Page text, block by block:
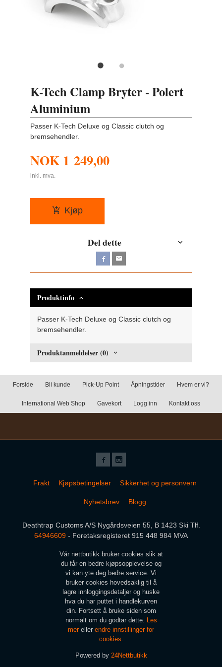
K-Tech Clamp Bryter - Polert
Aluminium
Passer K-Tech Deluxe og Classic clutch og
bremsehendler.
NOK 1 249,00
inkl. mva.
Kjøp
Del dette
Produktinfo
Passer K-Tech Deluxe og Classic clutch og
bremsehendler.
Produktanmeldelser (0)
Forside Bli kunde Pick-Up Point Åpningstider Hvem er vi?
International Web Shop Gavekort Logg inn Kontakt oss
Frakt Kjøpsbetingelser Sikkerhet og personvern
Nyhetsbrev Blogg
Deathtrap Customs A/S Nygårdsveien 55, B 1423 Ski Tlf.
64946609 - Foretaksregisteret 915 448 984 MVA
Vår nettbutikk bruker cookies slik at
du får en bedre kjøpsopplevelse og
vi kan yte deg bedre service. Vi
bruker cookies hovedsaklig til å
lagre innloggingsdetaljer og huske
hva du har puttet i handlekurven
din. Fortsett å bruke siden som
normalt om du godtar dette. Les
mer eller endre innstillinger for
cookies.
Powered by 24Nettbutikk